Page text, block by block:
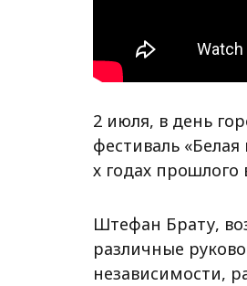
2 июля, в день
фестиваль
х годах прошлого
Штефан Брату,
различные
независимости,